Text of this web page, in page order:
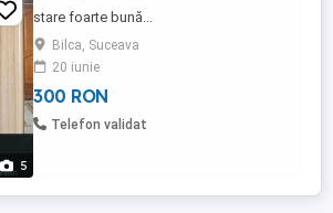
5
stare foarte bună...
Bilca, Suceava
20 iunie
300 RON
Telefon validat